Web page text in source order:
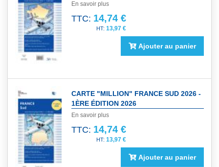
En savoir plus
TTC: 14,74 €
13,97 €
Ajouter au panier
CARTE "MILLION" FRANCE SUD 2026 -
1ÈRE ÉDITION 2026
En savoir plus
TTC: 14,74 €
13,97 €
Ajouter au panier